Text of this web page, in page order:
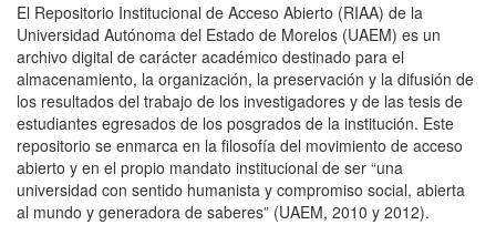
El Repositorio Institucional de Acceso Abierto (RIAA) de la
Universidad Autónoma del Estado de Morelos (UAEM) es un
archivo digital de carácter académico destinado para el
almacenamiento, la organización, la preservación y la difusión de
los resultados del trabajo de los investigadores y de las tesis de
estudiantes egresados de los posgrados de la institución. Este
repositorio se enmarca en la filosofía del movimiento de acceso
abierto y en el propio mandato institucional de ser “una
universidad con sentido humanista y compromiso social, abierta
al mundo y generadora de saberes” (UAEM, 2010 y 2012).